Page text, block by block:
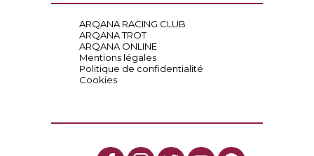
ARQANA RACING CLUB
ARQANA TROT
ARQANA ONLINE
Mentions légales
Politique de confidentialité
Cookies